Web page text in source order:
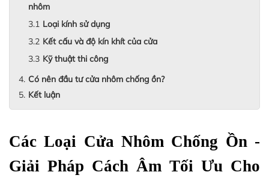
nhôm
Loại kính sử dụng
Kết cấu và độ kín khít của cửa
Kỹ thuật thi công
Có nên đầu tư cửa nhôm chống ồn?
Kết luận
Các Loại Cửa Nhôm Chống Ồn -
Giải Pháp Cách Âm Tối Ưu Cho